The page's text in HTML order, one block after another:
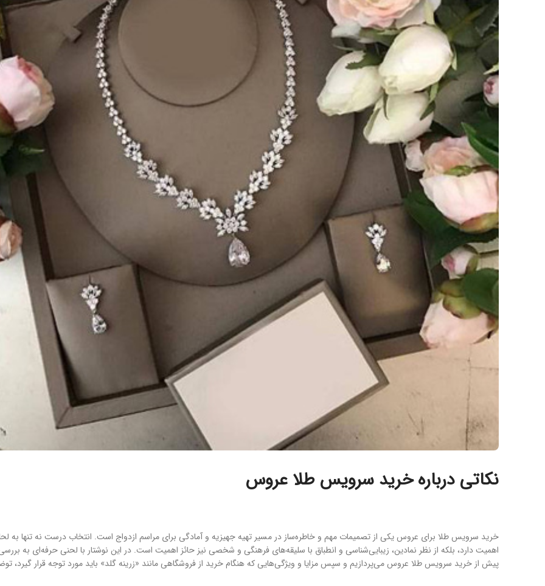
نکاتی درباره خرید سرویس طلا عروس
خرید سرویس طلا برای عروس یکی از تصمیمات مهم و خاطره‌ساز در مسیر تهیه جهیزیه و آمادگی برای مراسم ازدواج است. انتخاب درست نه تنها به
اهمیت دارد، بلکه از نظر نمادین، زیبایی‌شناسی و انطباق با سلیقه‌های فرهنگی و شخصی نیز حائز اهمیت است. در این نوشتار با لحنی حرفه‌ای به
پیش از خرید سرویس طلا عروس می‌پردازیم و سپس مزایا و ویژگی‌هایی که هنگام خرید از فروشگاهی مانند «زرینه گلد» باید مورد توجه قرار گیرد،